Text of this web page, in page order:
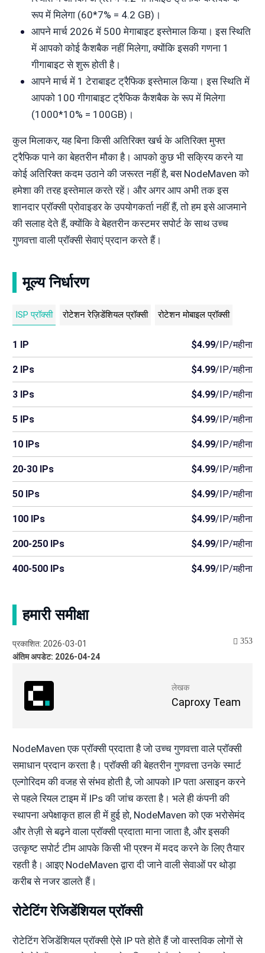
रूप में मिलेगा (60*7% = 4.2 GB)।
आपने मार्च 2026 में 500 मेगाबाइट इस्तेमाल किया। इस स्थिति
में आपको कोई कैशबैक नहीं मिलेगा, क्योंकि इसकी गणना 1
गीगाबाइट से शुरू होती है।
आपने मार्च में 1 टेराबाइट ट्रैफिक इस्तेमाल किया। इस स्थिति में
आपको 100 गीगाबाइट ट्रैफिक कैशबैक के रूप में मिलेगा
(1000*10% = 100GB)।
कुल मिलाकर, यह बिना किसी अतिरिक्त खर्च के अतिरिक्त मुफ्त
ट्रैफिक पाने का बेहतरीन मौका है। आपको कुछ भी सक्रिय करने या
कोई अतिरिक्त कदम उठाने की जरूरत नहीं है, बस NodeMaven को
हमेशा की तरह इस्तेमाल करते रहें। और अगर आप अभी तक इस
शानदार प्रॉक्सी प्रोवाइडर के उपयोगकर्ता नहीं हैं, तो हम इसे आजमाने
की सलाह देते हैं, क्योंकि वे बेहतरीन कस्टमर सपोर्ट के साथ उच्च
गुणवत्ता वाली प्रॉक्सी सेवाएं प्रदान करते हैं।
मूल्य निर्धारण
ISP प्रॉक्सी रोटेशन रेज़िडेंशियल प्रॉक्सी रोटेशन मोबाइल प्रॉक्सी
1 IP $4.99/IP/महीना
2 IPs $4.99/IP/महीना
3 IPs $4.99/IP/महीना
5 IPs $4.99/IP/महीना
10 IPs $4.99/IP/महीना
20-30 IPs $4.99/IP/महीना
50 IPs $4.99/IP/महीना
100 IPs $4.99/IP/महीना
200-250 IPs $4.99/IP/महीना
400-500 IPs $4.99/IP/महीना
हमारी समीक्षा
लेखक
Caproxy Team
प्रकाशित: 2026-03-01
अंतिम अपडेट: 2026-04-24
353
NodeMaven एक प्रॉक्सी प्रदाता है जो उच्च गुणवत्ता वाले प्रॉक्सी
समाधान प्रदान करता है। प्रॉक्सी की बेहतरीन गुणवत्ता उनके स्मार्ट
एल्गोरिदम की वजह से संभव होती है, जो आपको IP पता असाइन करने
से पहले रियल टाइम में IPs की जांच करता है। भले ही कंपनी की
स्थापना अपेक्षाकृत हाल ही में हुई हो, NodeMaven को एक भरोसेमंद
और तेज़ी से बढ़ने वाला प्रॉक्सी प्रदाता माना जाता है, और इसकी
उत्कृष्ट सपोर्ट टीम आपके किसी भी प्रश्न में मदद करने के लिए तैयार
रहती है। आइए NodeMaven द्वारा दी जाने वाली सेवाओं पर थोड़ा
करीब से नजर डालते हैं।
रोटेटिंग रेजिडेंशियल प्रॉक्सी
रोटेटिंग रेजिडेंशियल प्रॉक्सी ऐसे IP पते होते हैं जो वास्तविक लोगों से